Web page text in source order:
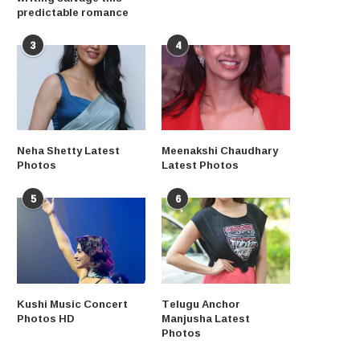
predictable romance
3
Neha Shetty Latest
Photos
4
Meenakshi Chaudhary
Latest Photos
5
Kushi Music Concert
Photos HD
6
Telugu Anchor
Manjusha Latest
Photos